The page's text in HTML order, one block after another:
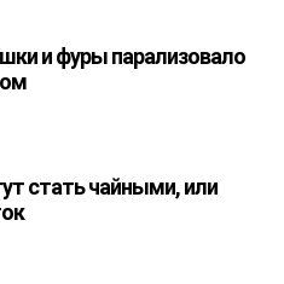
и фуры парализовало
стать чайными, или